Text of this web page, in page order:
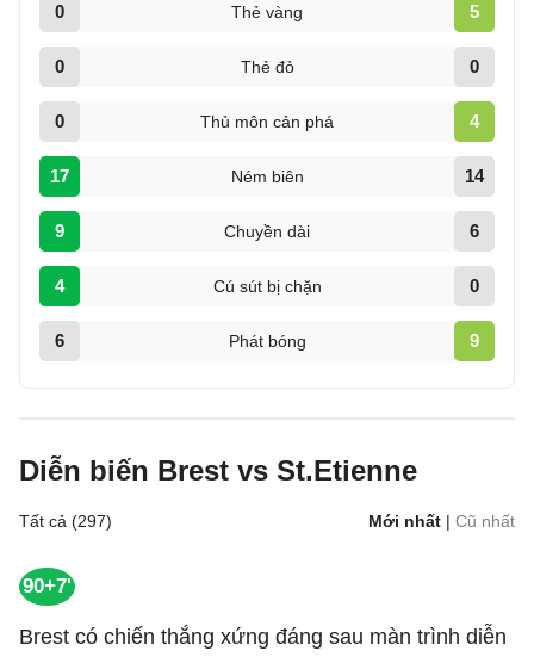
0 Thẻ vàng 5
0 Thẻ đỏ 0
0 Thủ môn cản phá 4
17 Ném biên 14
9 Chuyền dài 6
4 Cú sút bị chặn 0
6 Phát bóng 9
Diễn biến Brest vs St.Etienne
Tất cả (297) Mới nhất | Cũ nhất
90+7'
Brest có chiến thắng xứng đáng sau màn trình diễn